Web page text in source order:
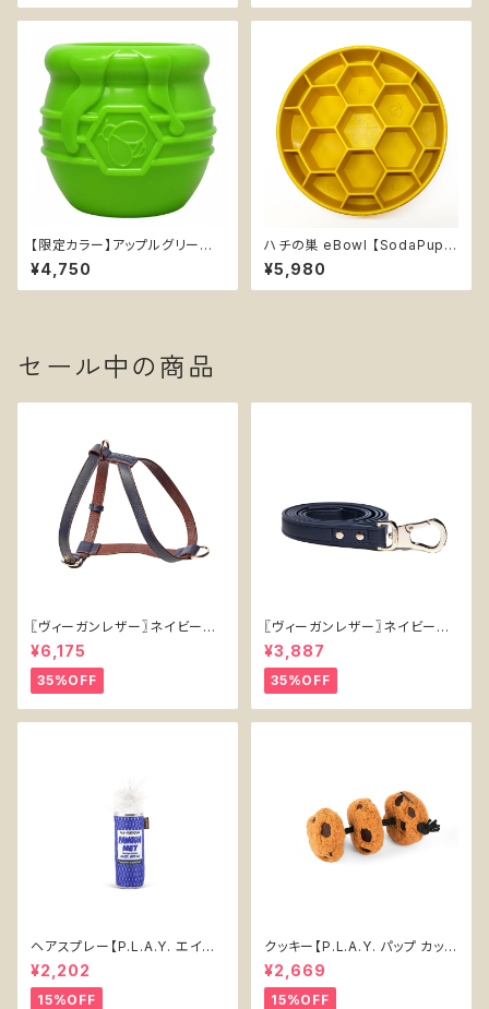
【限定カラー】アップルグリーン
【SodaPup】丈夫 おやつ入れ可
能 知育玩具 ソダパップ Honey
Pot
¥4,750
ハチの巣 eBowl 【SodaPup】
早食い防止皿 スローフィーダー
知育 エンリッチメント フードボ
ウル ソダパップ ハニコーム Ho
¥5,980
セール中の商品
〖ヴィーガンレザー〗ネイビーハ
ーネス【Vegan Leather Navy
Harness】
¥6,175
35%OFF
〖ヴィーガンレザー〗ネイビーリ
ード【Vegan Leather Navy L
ead】
¥3,887
35%OFF
ヘアスプレー【P.L.A.Y. エイテ
ィーズ クラシック】犬用おもちゃ
Pawqua Net 【P.L.A.Y. 80s
Classics Collection】
¥2,202
15%OFF
クッキー【P.L.A.Y. パップ カップ
カフェ】犬用おもちゃ Cookies
n' Treats 【P.L.A.Y. Pup Cup
Cafe Collection】
¥2,669
15%OFF